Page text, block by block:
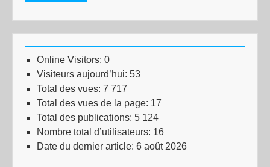
Online Visitors: 0
Visiteurs aujourd’hui: 53
Total des vues: 7 717
Total des vues de la page: 17
Total des publications: 5 124
Nombre total d’utilisateurs: 16
Date du dernier article: 6 août 2026